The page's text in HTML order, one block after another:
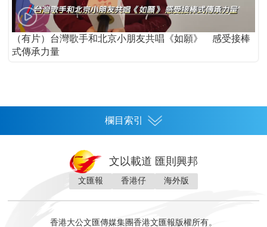
（有片）台灣歌手和北京小朋友共唱《如願》 感受接棒
式傳承力量
欄目索引
灣區人
財經 地產 投資 財評 數字經濟
文以載道 匯則興邦
文匯報 香港仔 海外版
香港大公文匯傳媒集團香港文匯報版權所有。